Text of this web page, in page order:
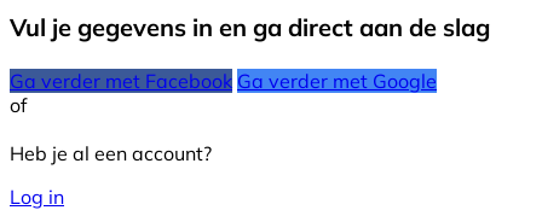
Vul je gegevens in en ga direct aan de slag
Ga verder met Facebook Ga verder met Google
of
Heb je al een account?
Log in